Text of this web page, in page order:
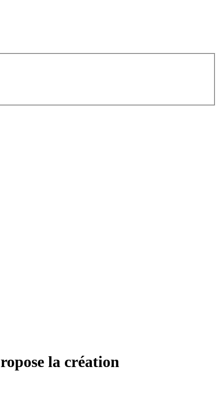
la création